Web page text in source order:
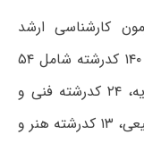
کارشناسی ارشد
ناپیوسته سال ۱۳۹۷ در ۶ گروه آموزشی و ۱۴۰ کدرشته شامل ۵۴
کدرشته علوم انسانی، ۱۷ کدرشته علوم پایه، ۲۴ کدرشته فنی و
مهندسی، ۲۳ کدرشته کشاورزی و منابع طبیعی، ۱۳ کدرشته هنر و